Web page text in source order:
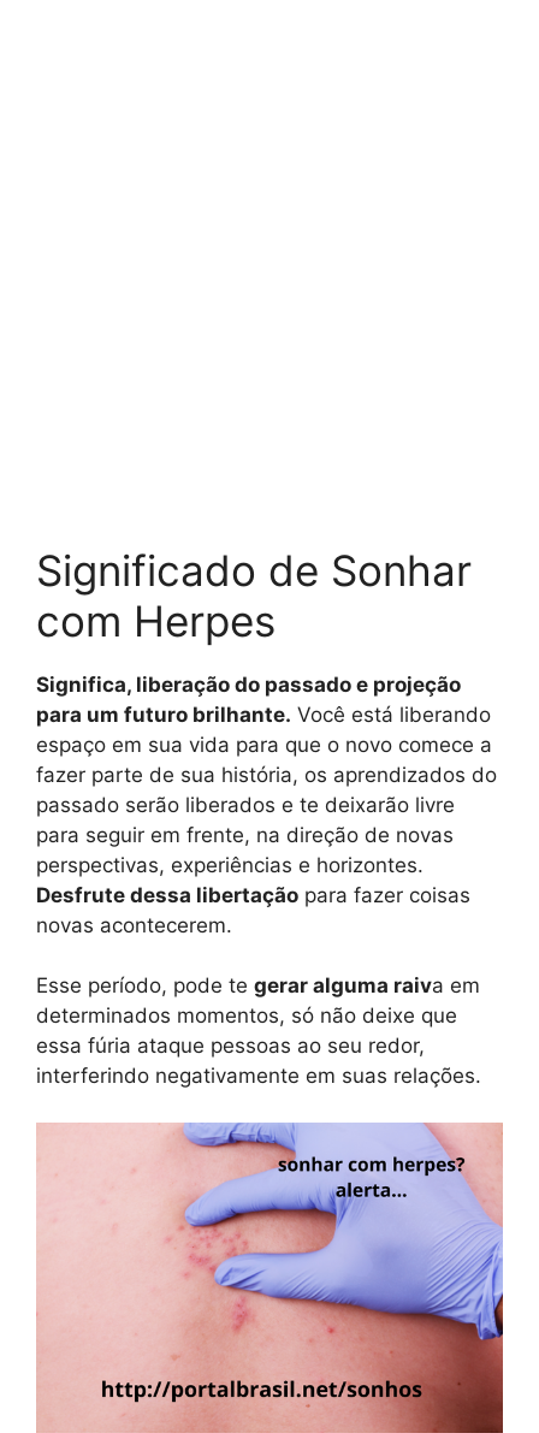
Significado de Sonhar
com Herpes
Significa, liberação do passado e projeção
para um futuro brilhante. Você está liberando
espaço em sua vida para que o novo comece a
fazer parte de sua história, os aprendizados do
passado serão liberados e te deixarão livre
para seguir em frente, na direção de novas
perspectivas, experiências e horizontes.
Desfrute dessa libertação para fazer coisas
novas acontecerem.
Esse período, pode te gerar alguma raiva em
determinados momentos, só não deixe que
essa fúria ataque pessoas ao seu redor,
interferindo negativamente em suas relações.